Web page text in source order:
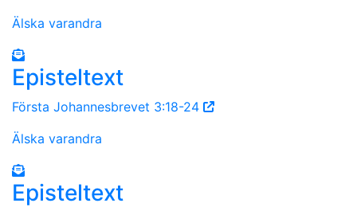
Älska varandra
Episteltext
Första Johannesbrevet 3:18-24
Älska varandra
Episteltext